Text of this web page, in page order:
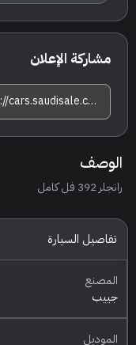
مشاركة الإعلان
https://cars.saudisale.com/listings/bc50mF/2022-%D8%AC%D9%8A%D9%8A%D8%A8-%D8%B1%D8%A7%D9%86%D8%AC%D9%84%D8%B1
الوصف
رانجلر 392 فل كامل
تفاصيل السيارة
المصنع
جييب
الموديل